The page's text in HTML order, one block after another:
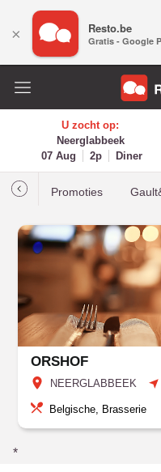
U zocht op:
Neerglabbeek
07 Aug
2p Diner
Promoties
ORSHOF
NEERGLABBEEK
Belgische, Brasserie
*
× Resto.be
Gratis - Google